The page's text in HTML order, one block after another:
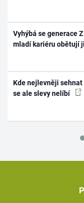
Vyhýbá se generace
mladí kariéru obětují
Kde nejlevněji
se ale slevy nelíbí